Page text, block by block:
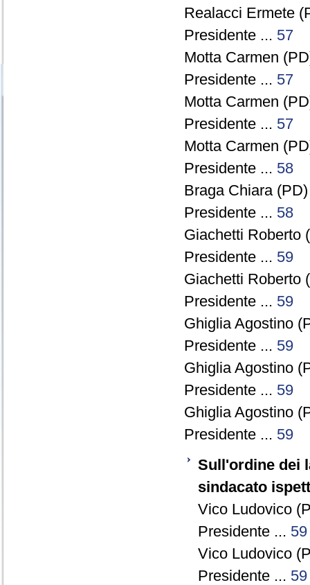
Realacci Ermete
Presidente ... 57
Motta Carmen
Presidente ... 57
Motta Carmen
Presidente ... 57
Motta Carmen
Presidente ... 58
Braga Chiara
Presidente ... 58
Giachetti Roberto
Presidente ... 59
Giachetti Roberto
Presidente ... 59
Ghiglia Agostino
Presidente ... 59
Ghiglia Agostino
Presidente ... 59
Ghiglia Agostino
Presidente ... 59
Sull'ordine dei
sindacato
Vico Ludovico
Presidente ... 59
Vico Ludovico
Presidente ... 59